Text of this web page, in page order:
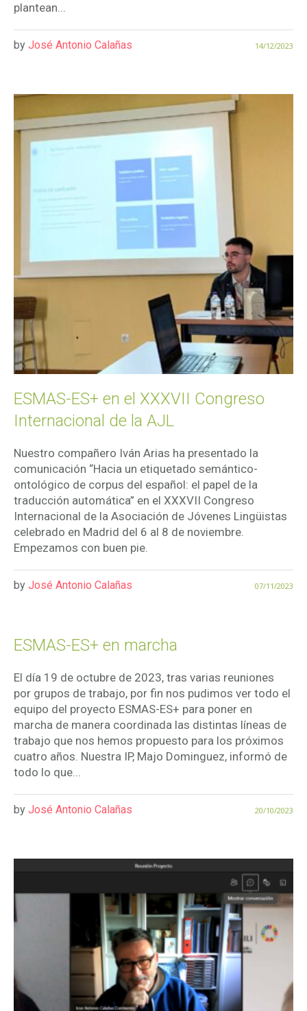
plantean...
14/12/2023
by José Antonio Calañas
ESMAS-ES+ en el XXXVII Congreso
Internacional de la AJL
Nuestro compañero Iván Arias ha presentado la
comunicación “Hacia un etiquetado semántico-
ontológico de corpus del español: el papel de la
traducción automática” en el XXXVII Congreso
Internacional de la Asociación de Jóvenes Lingüistas
celebrado en Madrid del 6 al 8 de noviembre.
Empezamos con buen pie.
07/11/2023
by José Antonio Calañas
ESMAS-ES+ en marcha
El día 19 de octubre de 2023, tras varias reuniones
por grupos de trabajo, por fin nos pudimos ver todo el
equipo del proyecto ESMAS-ES+ para poner en
marcha de manera coordinada las distintas líneas de
trabajo que nos hemos propuesto para los próximos
cuatro años. Nuestra IP, Majo Dominguez, informó de
todo lo que...
20/10/2023
by José Antonio Calañas